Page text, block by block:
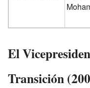
El
Transición